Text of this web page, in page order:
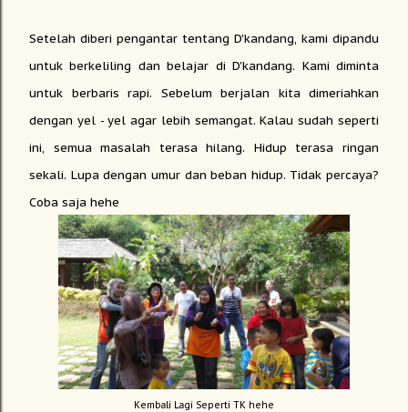
Setelah diberi pengantar tentang D'kandang, kami dipandu
untuk berkeliling dan belajar di D'kandang. Kami diminta
untuk berbaris rapi. Sebelum berjalan kita dimeriahkan
dengan yel - yel agar lebih semangat. Kalau sudah seperti
ini, semua masalah terasa hilang. Hidup terasa ringan
sekali. Lupa dengan umur dan beban hidup. Tidak percaya?
Coba saja hehe
Kembali Lagi Seperti TK hehe